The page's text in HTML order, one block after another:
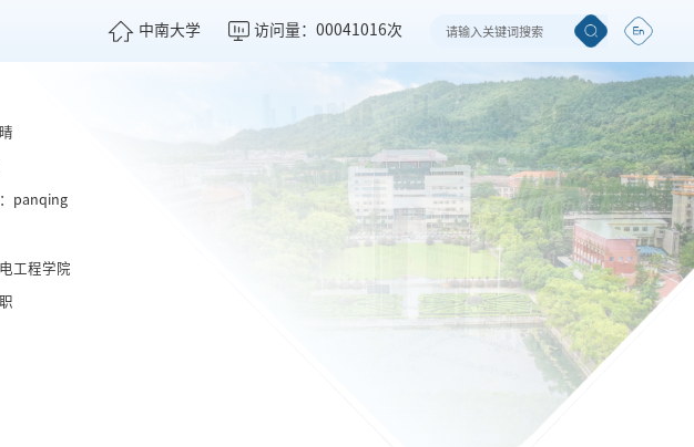
中南大学 访问量： 00041016次
panqing
工程学院